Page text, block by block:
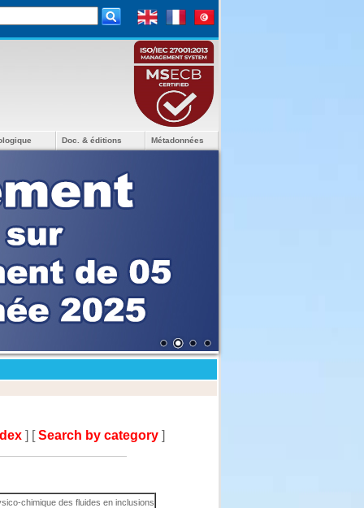
Doc. & éditions Métadonnées
] [Search by category ]
chimique des fluides en inclusions